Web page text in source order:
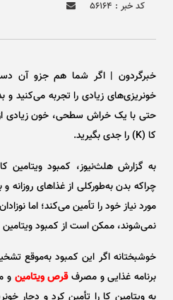
کد خبر : ۵۶۱۶۴
خبرگردون | اگر شما هم جزو آن
خونریزی‌های زیادی را تجربه می‌کنید و
حتی با یک خراش سطحی، خون زیادی
کا (K) را جدی بگیرید.
به گزارش هلث‌نیوز، کمبود ویتامین
چراکه بدن به‌طورکلی از غذا‌های روزانه
مورد نیاز خود را تأمین می‌کند؛ اما
نمی‌شوند، ممکن است از کمبود ویتامین
خوشبختانه اگر این کمبود به‌موقع
برنامه غذایی و مصرفقرص ویتامین و